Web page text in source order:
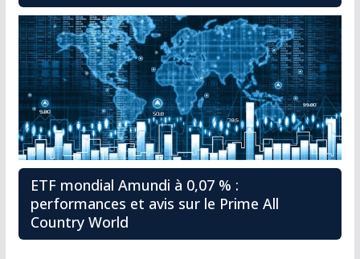
ETF mondial Amundi à 0,07 % :
performances et avis sur le Prime All
Country World